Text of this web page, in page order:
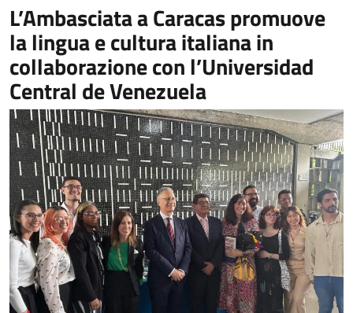
L’Ambasciata a Caracas promuove
la lingua e cultura italiana in
collaborazione con l’Universidad
Central de Venezuela